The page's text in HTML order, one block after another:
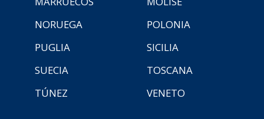
NORUEGA
POLONIA
PUGLIA
SICILIA
SUECIA
TOSCANA
TÚNEZ
VENETO